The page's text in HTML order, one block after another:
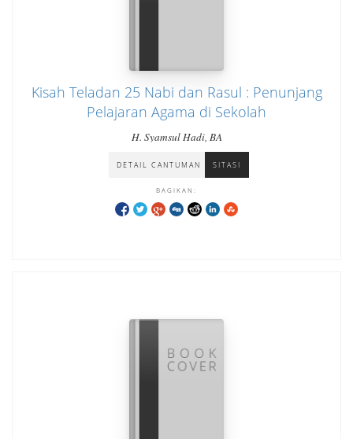
Kisah Teladan 25 Nabi dan Rasul : Penunjang
Pelajaran Agama di Sekolah
H. Syamsul Hadi, BA
DETAIL CANTUMAN SITASI
BAGIKAN: